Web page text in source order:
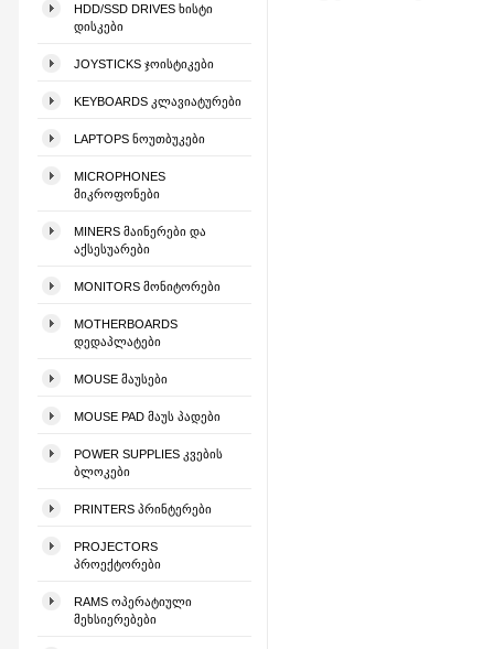
HDD/SSD DRIVES ᲮᲘᲡᲢᲘ
ᲓᲘᲡᲙᲔᲑᲘ
JOYSTICKS ᲯᲝᲘᲡᲢᲘᲙᲔᲑᲘ
KEYBOARDS ᲙᲚᲐᲕᲘᲐᲢᲣᲠᲔᲑᲘ
LAPTOPS ᲜᲝᲣᲗᲑᲣᲙᲔᲑᲘ
MICROPHONES
ᲛᲘᲙᲠᲝᲤᲝᲜᲔᲑᲘ
MINERS ᲛᲐᲘᲜᲔᲠᲔᲑᲘ ᲓᲐ
ᲐᲥᲡᲔᲡᲣᲐᲠᲔᲑᲘ
MONITORS ᲛᲝᲜᲘᲢᲝᲠᲔᲑᲘ
MOTHERBOARDS
ᲓᲔᲓᲐᲞᲚᲐᲢᲔᲑᲘ
MOUSE ᲛᲐᲣᲡᲔᲑᲘ
MOUSE PAD ᲛᲐᲣᲡ ᲞᲐᲓᲔᲑᲘ
POWER SUPPLIES ᲙᲕᲔᲑᲘᲡ
ᲑᲚᲝᲙᲔᲑᲘ
PRINTERS ᲞᲠᲘᲜᲢᲔᲠᲔᲑᲘ
PROJECTORS
ᲞᲠᲝᲔᲥᲢᲝᲠᲔᲑᲘ
RAMS ᲝᲞᲔᲠᲐᲢᲘᲣᲚᲘ
ᲛᲔᲮᲡᲘᲔᲠᲔᲑᲔᲑᲘ